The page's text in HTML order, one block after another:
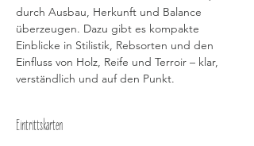
durch Ausbau, Herkunft und Balance
überzeugen. Dazu gibt es kompakte
Einblicke in Stilistik, Rebsorten und den
Einfluss von Holz, Reife und Terroir – klar,
verständlich und auf den Punkt.
Eintrittskarten